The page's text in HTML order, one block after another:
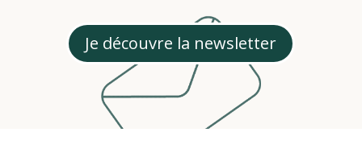
Je découvre la newsletter